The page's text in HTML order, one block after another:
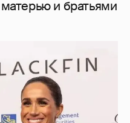
вышли в свет